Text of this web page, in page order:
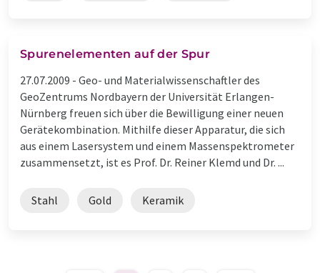
Spurenelementen auf der Spur
27.07.2009 - Geo- und Materialwissenschaftler des
GeoZentrums Nordbayern der Universität Erlangen-
Nürnberg freuen sich über die Bewilligung einer neuen
Gerätekombination. Mithilfe dieser Apparatur, die sich
aus einem Lasersystem und einem Massenspektrometer
zusammensetzt, ist es Prof. Dr. Reiner Klemd und Dr. ...
Stahl Gold Keramik